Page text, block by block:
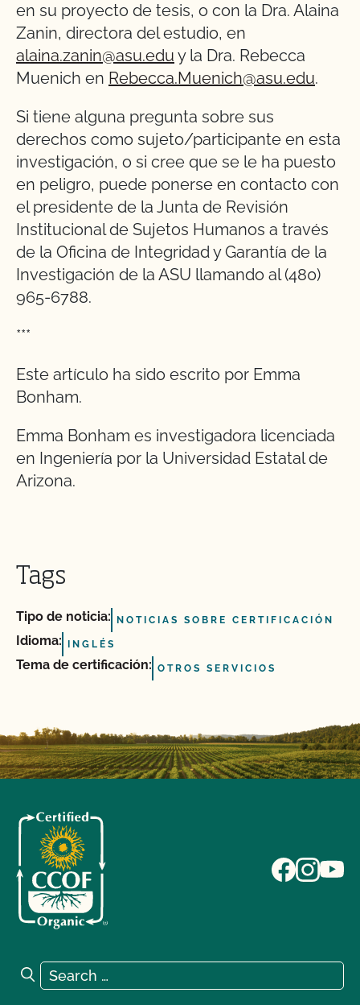
en su proyecto de tesis, o con la Dra. Alaina
Zanin, directora del estudio, en
alaina.zanin@asu.edu y la Dra. Rebecca
Muenich en Rebecca.Muenich@asu.edu.
Si tiene alguna pregunta sobre sus
derechos como sujeto/participante en esta
investigación, o si cree que se le ha puesto
en peligro, puede ponerse en contacto con
el presidente de la Junta de Revisión
Institucional de Sujetos Humanos a través
de la Oficina de Integridad y Garantía de la
Investigación de la ASU llamando al (480)
965-6788.
***
Este artículo ha sido escrito por Emma
Bonham.
Emma Bonham es investigadora licenciada
en Ingeniería por la Universidad Estatal de
Arizona.
Tags
Tipo de noticia: NOTICIAS SOBRE CERTIFICACIÓN
Idioma: INGLÉS
Tema de certificación: OTROS SERVICIOS
Search for:
Search